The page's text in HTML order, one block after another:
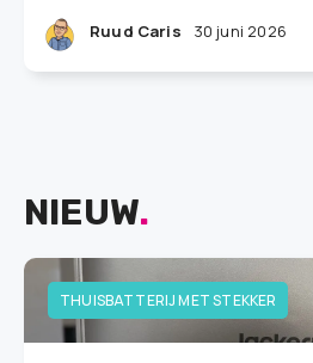
Ruud Caris 30 juni 2026
NIEUW.
THUISBATTERIJ MET STEKKER